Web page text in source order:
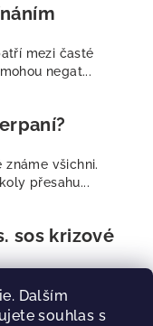
Dalším
souhlas s
mezi časté
negat...
všichni.
přesahu...
sos krizové
je, jaké esence
č...